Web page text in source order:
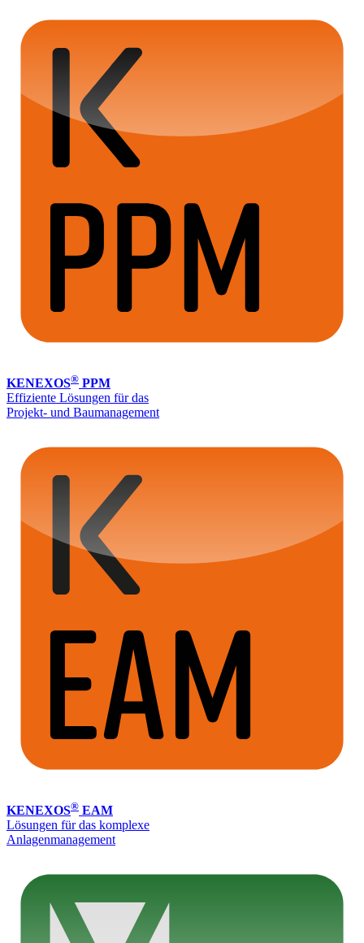
KENEXOS® PPM
Effiziente Lösungen für das
Projekt- und Baumanagement
KENEXOS® EAM
Lösungen für das komplexe
Anlagenmanagement